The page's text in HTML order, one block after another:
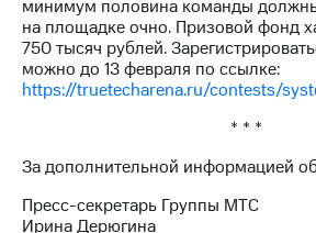
минимум половина команды
на площадке очно. Призовой фонд
750 тысяч рублей.
можно до 13 февраля по ссылке:
https://truetecharena.ru/contests/
* * *
За дополнительной информацией
Пресс-секретарь Группы МТС
Ирина Дерюгина